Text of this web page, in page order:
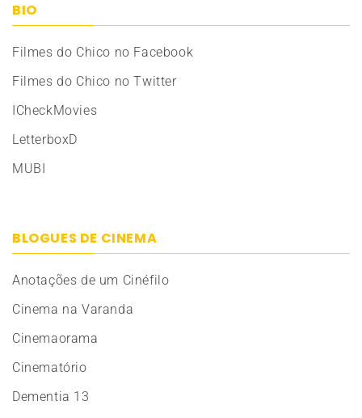
BIO
Filmes do Chico no Facebook
Filmes do Chico no Twitter
ICheckMovies
LetterboxD
MUBI
BLOGUES DE CINEMA
Anotações de um Cinéfilo
Cinema na Varanda
Cinemaorama
Cinematório
Dementia 13